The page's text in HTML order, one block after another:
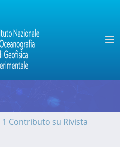
1 Contributo su Rivista